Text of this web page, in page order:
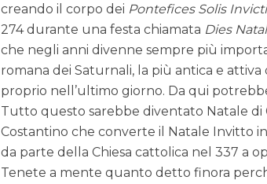
creando il corpo dei Pontefices Solis Invicti
274 durante una festa chiamata Dies
che negli anni divenne sempre più
romana dei Saturnali, la più antica e attiva
proprio nell’ultimo giorno. Da qui
Tutto questo sarebbe diventato Natale di
Costantino che converte il Natale Invitto
da parte della Chiesa cattolica nel 337 a
Tenete a mente quanto detto finora